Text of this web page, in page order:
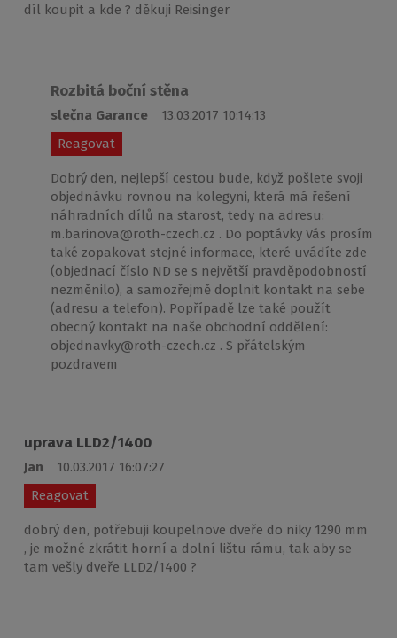
díl koupit a kde ? děkuji Reisinger
Rozbitá boční stěna
slečna Garance
13.03.2017 10:14:13
Reagovat
Dobrý den, nejlepší cestou bude, když pošlete svoji
objednávku rovnou na kolegyni, která má řešení
náhradních dílů na starost, tedy na adresu:
m.barinova@roth-czech.cz . Do poptávky Vás prosím
také zopakovat stejné informace, které uvádíte zde
(objednací číslo ND se s největší pravděpodobností
nezměnilo), a samozřejmě doplnit kontakt na sebe
(adresu a telefon). Popřípadě lze také použít
obecný kontakt na naše obchodní oddělení:
objednavky@roth-czech.cz . S přátelským
pozdravem
uprava LLD2/1400
Jan
10.03.2017 16:07:27
Reagovat
dobrý den, potřebuji koupelnove dveře do niky 1290 mm
, je možné zkrátit horní a dolní lištu rámu, tak aby se
tam vešly dveře LLD2/1400 ?